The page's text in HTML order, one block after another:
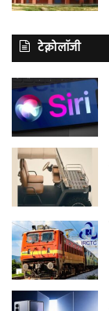
टेक्नोलॉजी